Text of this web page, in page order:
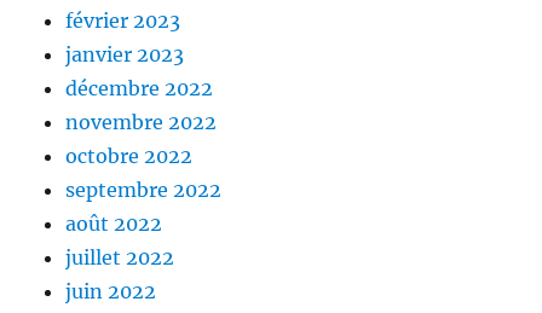
février 2023
janvier 2023
décembre 2022
novembre 2022
octobre 2022
septembre 2022
août 2022
juillet 2022
juin 2022